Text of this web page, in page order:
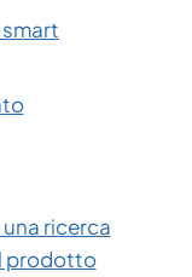
ricerca
prodotto